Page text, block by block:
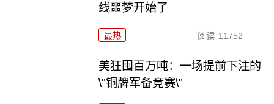
线噩梦开始了
最热 阅读 11752
美狂囤百万吨：一场提前下注的
\"铜牌军备竞赛\"